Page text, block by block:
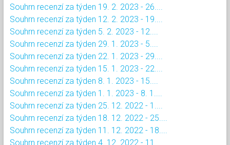
Souhrn recenzí za týden 19. 2. 2023 - 26....
Souhrn recenzí za týden 12. 2. 2023 - 19....
Souhrn recenzí za týden 5. 2. 2023 - 12....
Souhrn recenzí za týden 29. 1. 2023 - 5....
Souhrn recenzí za týden 22. 1. 2023 - 29....
Souhrn recenzí za týden 15. 1. 2023 - 22....
Souhrn recenzí za týden 8. 1. 2023 - 15....
Souhrn recenzí za týden 1. 1. 2023 - 8. 1....
Souhrn recenzí za týden 25. 12. 2022 - 1....
Souhrn recenzí za týden 18. 12. 2022 - 25....
Souhrn recenzí za týden 11. 12. 2022 - 18....
Souhrn recenzí za týden 4. 12. 2022 - 11....